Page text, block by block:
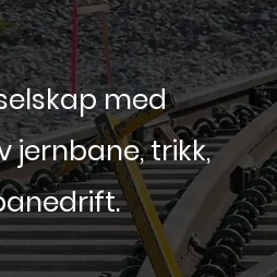
med
jernbane, trikk,